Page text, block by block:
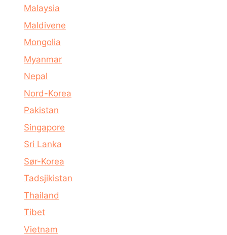
Malaysia
Maldivene
Mongolia
Myanmar
Nepal
Nord-Korea
Pakistan
Singapore
Sri Lanka
Sør-Korea
Tadsjikistan
Thailand
Tibet
Vietnam